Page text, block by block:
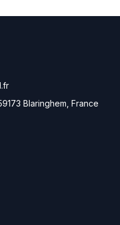
Blaringhem, France